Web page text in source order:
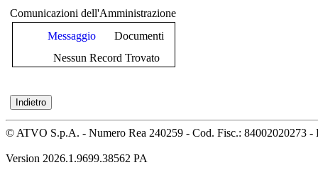
Comunicazioni dell'Amministrazione
Messaggio
Documenti
Nessun Record Trovato
© ATVO S.p.A. - Numero Rea 240259 - Cod. Fisc.: 84002020273 -
Version 2026.1.9699.38562 PA